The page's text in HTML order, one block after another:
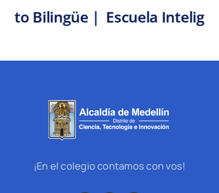
Escuela
Distrito Bilingüe |
¡En el colegio contamos con vos!